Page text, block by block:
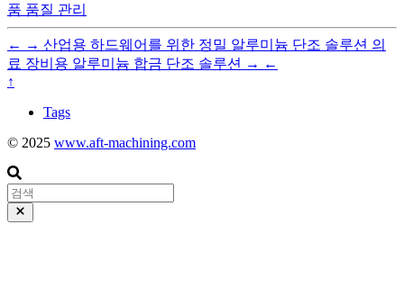
품 품질 관리
← → 산업용 하드웨어를 위한 정밀 알루미늄 단조 솔루션 의
료 장비용 알루미늄 합금 단조 솔루션 → ←
↑
Tags
© 2025 www.aft-machining.com